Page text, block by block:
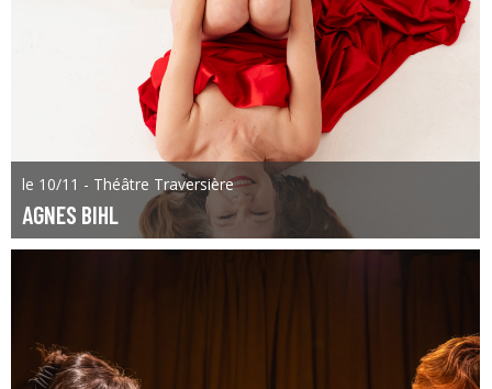
le 10/11 - Théâtre Traversière
AGNES BIHL